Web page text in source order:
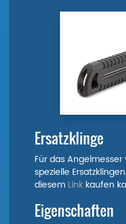
Ersatzklinge
Für das
spezielle
diesem Link kaufen
Eigenschaften